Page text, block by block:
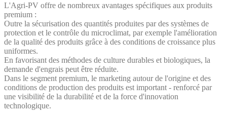
L'Agri-PV offre de nombreux avantages spécifiques aux produits
premium :
Outre la sécurisation des quantités produites par des systèmes de
protection et le contrôle du microclimat, par exemple l'amélioration
de la qualité des produits grâce à des conditions de croissance plus
uniformes.
En favorisant des méthodes de culture durables et biologiques, la
demande d'engrais peut être réduite.
Dans le segment premium, le marketing autour de l'origine et des
conditions de production des produits est important - renforcé par
une visibilité de la durabilité et de la force d'innovation
technologique.